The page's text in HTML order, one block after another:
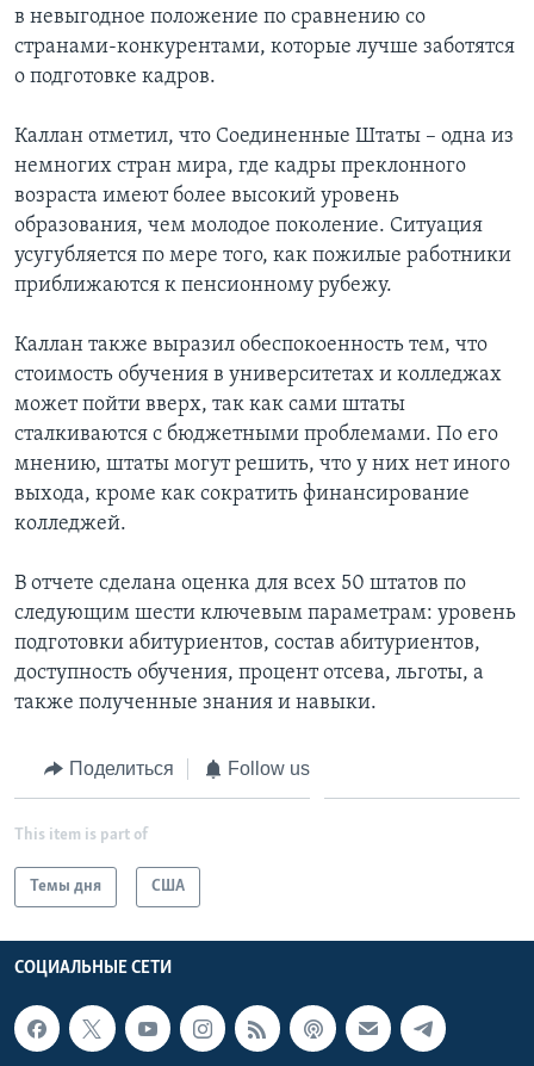
в невыгодное положение по сравнению со
странами-конкурентами, которые лучше заботятся
о подготовке кадров.
Каллан отметил, что Соединенные Штаты – одна из
немногих стран мира, где кадры преклонного
возраста имеют более высокий уровень
образования, чем молодое поколение. Ситуация
усугубляется по мере того, как пожилые работники
приближаются к пенсионному рубежу.
Каллан также выразил обеспокоенность тем, что
стоимость обучения в университетах и колледжах
может пойти вверх, так как сами штаты
сталкиваются с бюджетными проблемами. По его
мнению, штаты могут решить, что у них нет иного
выхода, кроме как сократить финансирование
колледжей.
В отчете сделана оценка для всех 50 штатов по
следующим шести ключевым параметрам: уровень
подготовки абитуриентов, состав абитуриентов,
доступность обучения, процент отсева, льготы, а
также полученные знания и навыки.
Поделиться Follow us
This item is part of
Темы дня США
СОЦИАЛЬНЫЕ СЕТИ